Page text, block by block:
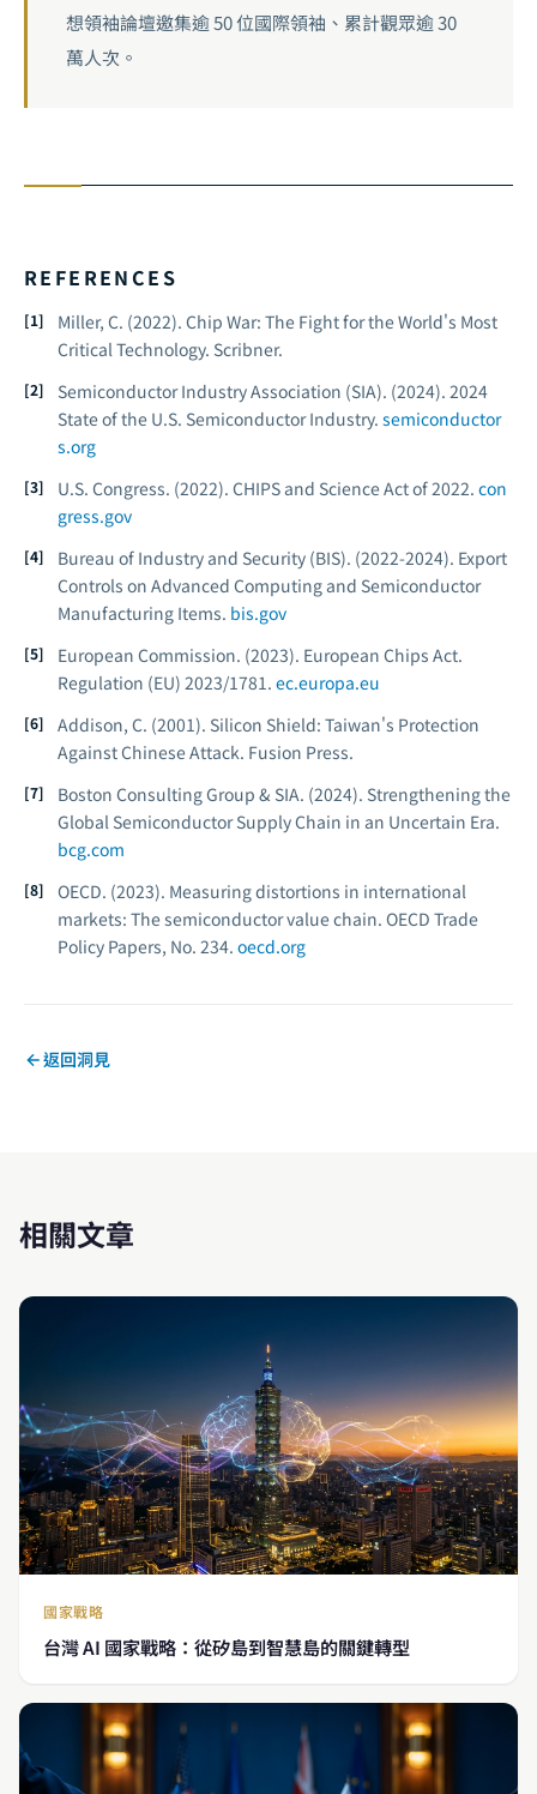
想領袖論壇邀集逾 50 位國際領袖、累計觀眾逾 30
萬人次。
REFERENCES
Miller, C. (2022). Chip War: The Fight for the World's Most
Critical Technology. Scribner.
Semiconductor Industry Association (SIA). (2024). 2024
State of the U.S. Semiconductor Industry. semiconductor
s.org
U.S. Congress. (2022). CHIPS and Science Act of 2022. con
gress.gov
Bureau of Industry and Security (BIS). (2022-2024). Export
Controls on Advanced Computing and Semiconductor
Manufacturing Items. bis.gov
European Commission. (2023). European Chips Act.
Regulation (EU) 2023/1781. ec.europa.eu
Addison, C. (2001). Silicon Shield: Taiwan's Protection
Against Chinese Attack. Fusion Press.
Boston Consulting Group & SIA. (2024). Strengthening the
Global Semiconductor Supply Chain in an Uncertain Era.
bcg.com
OECD. (2023). Measuring distortions in international
markets: The semiconductor value chain. OECD Trade
Policy Papers, No. 234. oecd.org
返回洞見
相關文章
國家戰略
台灣 AI 國家戰略：從矽島到智慧島的關鍵轉型